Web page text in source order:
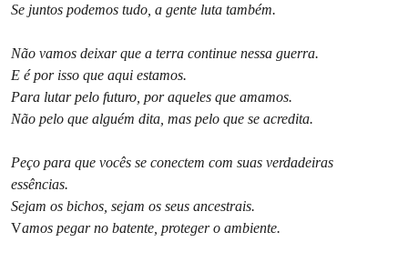
Se juntos podemos tudo, a gente luta também.
Não vamos deixar que a terra continue nessa guerra.
E é por isso que aqui estamos.
Para lutar pelo futuro, por aqueles que amamos.
Não pelo que alguém dita, mas pelo que se acredita.
Peço para que vocês se conectem com suas verdadeiras
essências.
Sejam os bichos, sejam os seus ancestrais.
Vamos pegar no batente, proteger o ambiente.